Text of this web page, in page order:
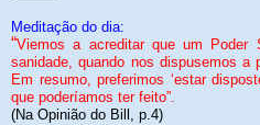
Meditação do dia:
“Viemos a acreditar que um Poder
sanidade, quando nos dispusemos
Em resumo, preferimos ‘estar
que poderíamos ter feito”.
(Na Opinião do Bill, p.4)